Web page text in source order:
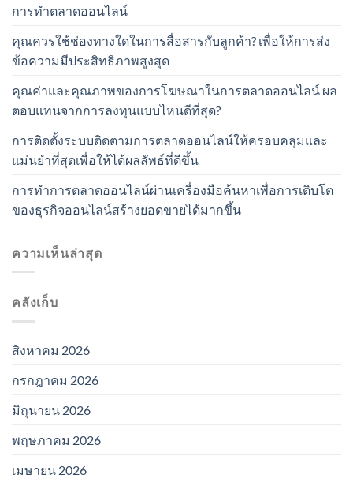
การทำตลาดออนไลน์
คุณควรใช้ช่องทางใดในการสื่อสารกับลูกค้า? เพื่อให้การส่ง
ข้อความมีประสิทธิภาพสูงสุด
คุณค่าและคุณภาพของการโฆษณาในการตลาดออนไลน์ ผล
ตอบแทนจากการลงทุนแบบไหนดีที่สุด?
การติดตั้งระบบติดตามการตลาดออนไลน์ให้ครอบคลุมและ
แม่นยำที่สุดเพื่อให้ได้ผลลัพธ์ที่ดีขึ้น
การทำการตลาดออนไลน์ผ่านเครื่องมือค้นหาเพื่อการเติบโต
ของธุรกิจออนไลน์สร้างยอดขายได้มากขึ้น
ความเห็นล่าสุด
คลังเก็บ
สิงหาคม 2026
กรกฎาคม 2026
มิถุนายน 2026
พฤษภาคม 2026
เมษายน 2026